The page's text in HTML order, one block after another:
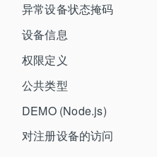
异常设备状态掩码
设备信息
权限定义
公共类型
DEMO (Node.js)
对注册设备的访问